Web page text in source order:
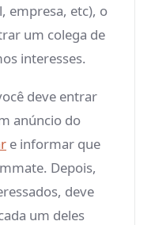
empresa, etc), o
um colega de
interesses.
deve entrar
anúncio do
e informar que
Depois,
deve
um deles